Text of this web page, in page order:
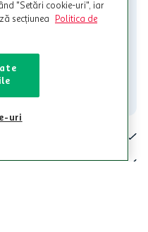
ne!
"Setări cookie-uri", iar
secțiunea
Politica de
uri